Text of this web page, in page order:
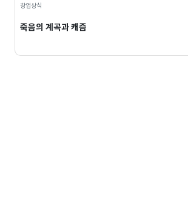
창업상식
죽음의 계곡과 캐즘